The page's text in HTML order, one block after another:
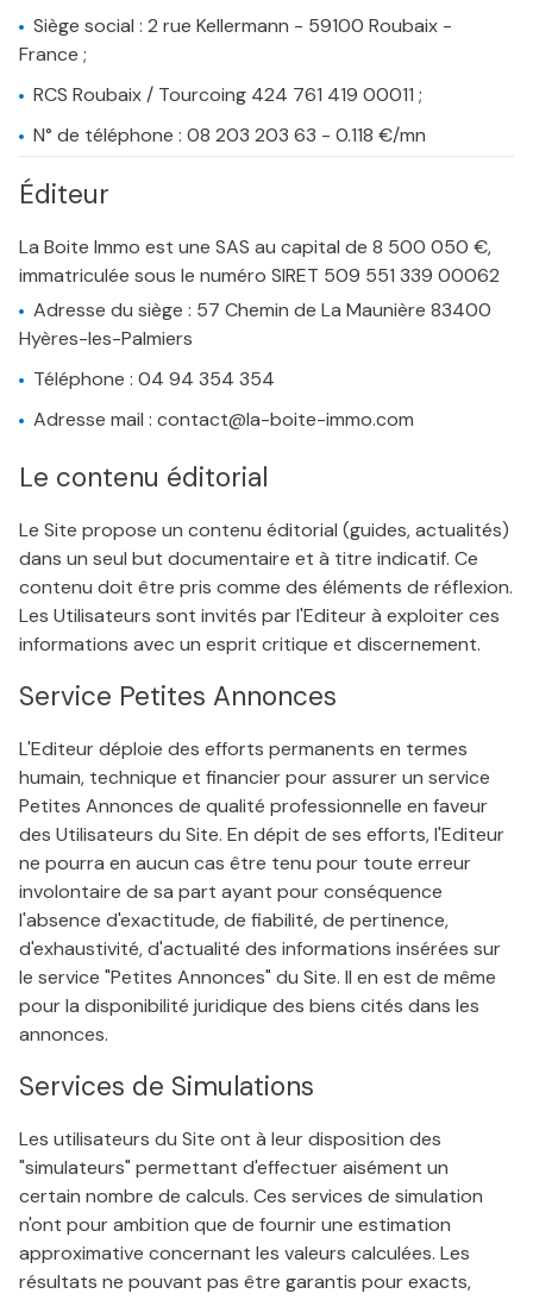
Siège social : 2 rue Kellermann - 59100 Roubaix -
France ;
RCS Roubaix / Tourcoing 424 761 419 00011 ;
N° de téléphone : 08 203 203 63 - 0.118 €/mn
Éditeur
La Boite Immo est une SAS au capital de 8 500 050 €,
immatriculée sous le numéro SIRET 509 551 339 00062
Adresse du siège : 57 Chemin de La Maunière 83400
Hyères-les-Palmiers
Téléphone : 04 94 354 354
Adresse mail : contact@la-boite-immo.com
Le contenu éditorial
Le Site propose un contenu éditorial (guides, actualités)
dans un seul but documentaire et à titre indicatif. Ce
contenu doit être pris comme des éléments de réflexion.
Les Utilisateurs sont invités par l'Editeur à exploiter ces
informations avec un esprit critique et discernement.
Service Petites Annonces
L'Editeur déploie des efforts permanents en termes
humain, technique et financier pour assurer un service
Petites Annonces de qualité professionnelle en faveur
des Utilisateurs du Site. En dépit de ses efforts, l'Editeur
ne pourra en aucun cas être tenu pour toute erreur
involontaire de sa part ayant pour conséquence
l'absence d'exactitude, de fiabilité, de pertinence,
d'exhaustivité, d'actualité des informations insérées sur
le service "Petites Annonces" du Site. Il en est de même
pour la disponibilité juridique des biens cités dans les
annonces.
Services de Simulations
Les utilisateurs du Site ont à leur disposition des
"simulateurs" permettant d'effectuer aisément un
certain nombre de calculs. Ces services de simulation
n'ont pour ambition que de fournir une estimation
approximative concernant les valeurs calculées. Les
résultats ne pouvant pas être garantis pour exacts,